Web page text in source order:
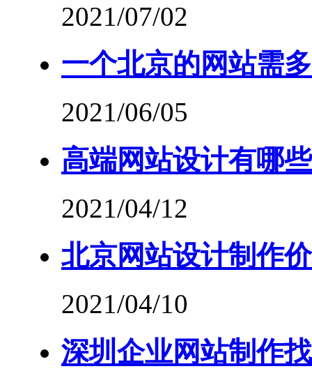
2021/07/02
一个北京的网站需
2021/06/05
高端网站设计有哪
2021/04/12
北京网站设计制作
2021/04/10
深圳企业网站制作